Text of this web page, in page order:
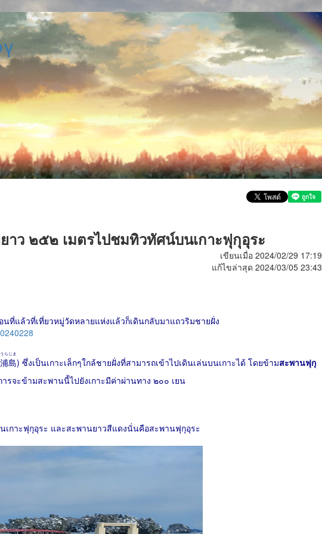
าว ๒๕๒ เมตรไปชมทิวทัศน์บนเกาะฟุกุอุระ
เขียนเมื่อ 2024/02/29 17:19
แก้ไขล่าสุด 2024/03/05 23:43
ที่แล้วที่เที่ยวหมู่วัดหลายแห่งแล้วก็เดินกลับมาแถวริมชายฝั่ง
島
らじま
) ซึ่งเป็นเกาะเล็กๆใกล้ชายฝั่งที่สามารถเข้าไปเดินเล่นบนเกาะได้ โดยข้ามสะพานฟุกุ
รจะข้ามสะพานนี้ไปยังเกาะมีค่าผ่านทาง ๒๐๐ เยน
เกาะฟุกุอุระ และสะพานยาวสีแดงนั่นคือสะพานฟุกุอุระ